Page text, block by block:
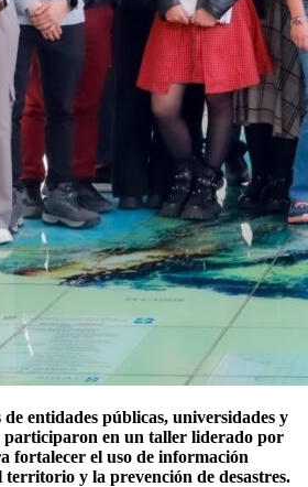
entidades públicas, universidades y
participaron en un taller liderado por
fortalecer el uso de información
territorio y la prevención de desastres.